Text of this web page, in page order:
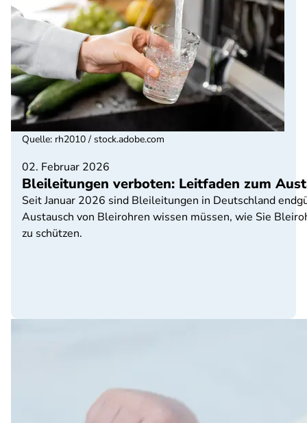
02. Februar 2026
Bleileitungen verboten: Leitfaden zum
Seit Januar 2026 sind Bleileitungen in Deutschland
Austausch von Bleirohren wissen müssen, wie Sie
zu schützen.
Quelle: rh2010 / stock.adobe.com